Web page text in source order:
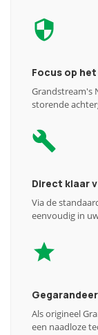
Focus op
Grandstream's
storende
Direct klaar
Via de
eenvoudig in
Als origineel
een naadloze